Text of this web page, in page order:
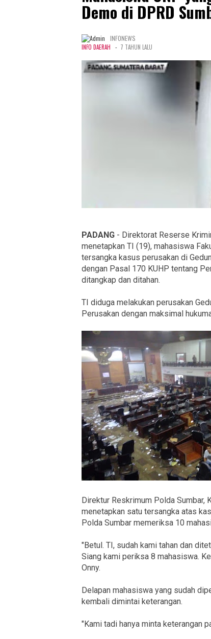
Demo di DPRD
INFONEWS
INFO DAERAH - 7 TAHUN LALU
PADANG - Direktorat Reserse
menetapkan TI (19), mahasiswa
tersangka kasus perusakan di
dengan Pasal 170 KUHP tentang
ditangkap dan ditahan.
TI diduga melakukan perusakan
Perusakan dengan maksimal
Direktur Reskrimum Polda Sumbar,
menetapkan satu tersangka atas
Polda Sumbar memeriksa 10
"Betul. TI, sudah kami tahan dan
Siang kami periksa 8 mahasiswa.
Onny.
Delapan mahasiswa yang sudah
kembali dimintai keterangan.
"Kami tadi hanya minta keterangan